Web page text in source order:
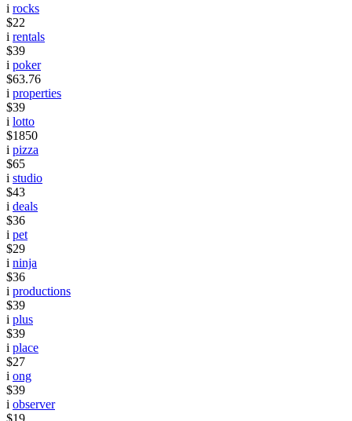
i rocks
$22
i rentals
$39
i poker
$63.76
i properties
$39
i lotto
$1850
i pizza
$65
i studio
$43
i deals
$36
i pet
$29
i ninja
$36
i productions
$39
i plus
$39
i place
$27
i ong
$39
i observer